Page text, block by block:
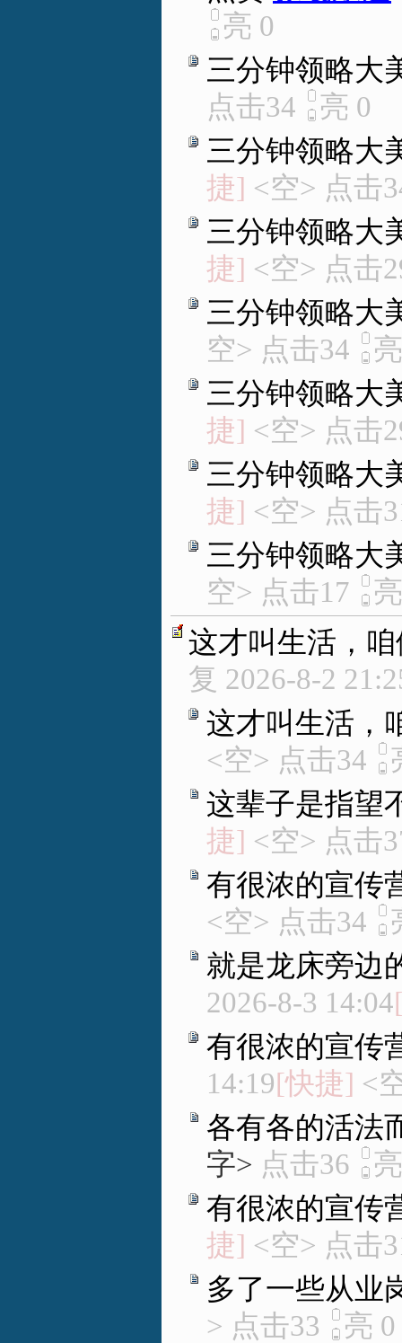
亮 0
三分钟领略大
点击34
亮 0
三分钟领略大
捷] <空> 点击
三分钟领略大
捷] <空> 点击
三分钟领略大
空> 点击34
三分钟领略大
捷] <空> 点击
三分钟领略大
捷] <空> 点击
三分钟领略大
空> 点击17
这才叫生活，
复 2026-8-2
这才叫生活，
<空> 点击34
这辈子是指望
捷] <空> 点击
有很浓的宣传
<空> 点击34
就是龙床旁边
2026-8-3 14:04
有很浓的宣传
14:19[快捷] <
各有各的活法
字> 点击36
有很浓的宣传
捷] <空> 点击
多了一些从业
> 点击33
亮 0